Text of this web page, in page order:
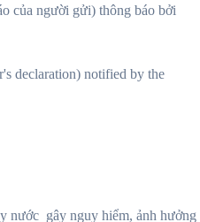
của người gửi) thông báo bởi
declaration) notified by the
nước ​ ​gây nguy hiểm, ảnh hưởng